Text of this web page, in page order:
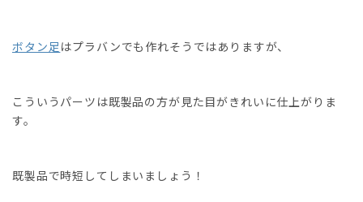
ボタン足 はプラバンでも作れそうではありますが、
こういうパーツは既製品の方が見た目がきれいに仕上がりま
す。
既製品で時短してしまいましょう！